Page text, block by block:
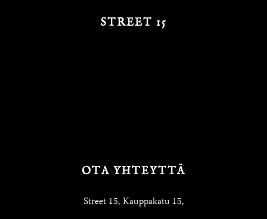
STREET 15
OTA YHTEYTTÄ
Street 15, Kauppakatu 15,